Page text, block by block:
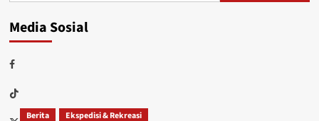
Media Sosial
Berita Ekspedisi & Rekreasi